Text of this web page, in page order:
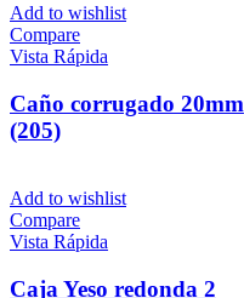
Add to wishlist
Compare
Vista Rápida
Caño corrugado 20mm
(205)
Add to wishlist
Compare
Vista Rápida
Caja Yeso redonda 2